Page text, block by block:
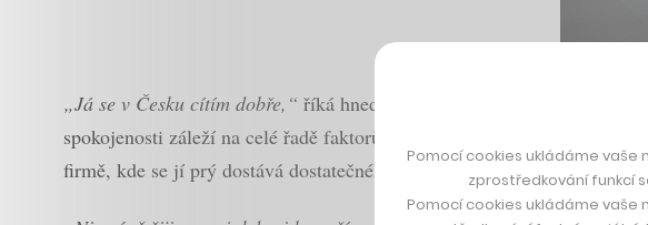
„Já se v Česku cítím dobře,“ říká hned na úvod podcastu Čestmíra
spokojenosti záleží na celé řadě faktorů – od místa bydliště přes typ
firmě, kde se jí prý dostává dostatečného respektu. Jiní takové štěstí
Pomocí cookies ukládáme vaše
zprostředkování funkcí
Pomocí cookies ukládáme vaše